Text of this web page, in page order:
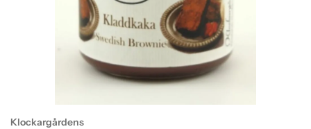
Klockargårdens